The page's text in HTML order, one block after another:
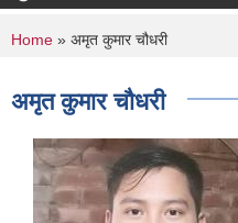
You are here
Home » अमृत कुमार चौधरी
अमृत कुमार चौधरी